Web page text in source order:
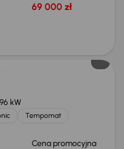
69 000 zł
96 kW
Tempomat
Cena promocyjna